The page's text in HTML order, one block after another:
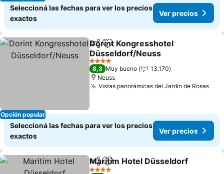
Seleccioná las fechas para ver los precios
exactos
Ver precios
Opción popular
CompartirAñadir a favoritos
Dorint Kongresshotel
Düsseldorf/Neuss
Ver precios
4 Estrellas
8,3 Muy bueno
13.170
Neuss
Vistas panorámicas del Jardín de RosasVer
Seleccioná las fechas para ver los precios
exactos
Ver precios
CompartirAñadir a favoritos
Maritim Hotel Düsseldorf